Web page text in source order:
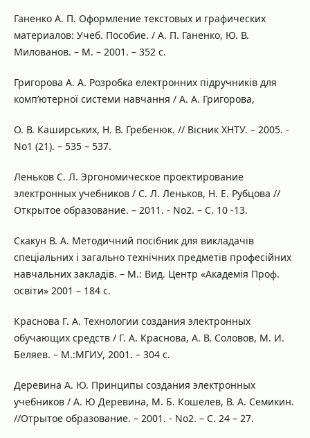
Ганенко А. П. Оформление текстовых и графических
материалов: Учеб. Пособие. / А. П. Ганенко, Ю. В.
Милованов. – М. – 2001. – 352 с.
Григорова А. А. Розробка електронних підручників для
комп’ютерної системи навчання / А. А. Григорова,
О. В. Каширських, Н. В. Гребенюк. // Вісник ХНТУ. – 2005. -
No1 (21). – 535 – 537.
Леньков С. Л. Эргономическое проектирование
электронных учебников / С. Л. Леньков, Н. Е. Рубцова //
Открытое образование. – 2011. - No2. – С. 10 -13.
Скакун В. А. Методичний посібник для викладачів
спеціальних і загально технічних предметів професійних
навчальних закладів. – М.: Вид. Центр «Академія Проф.
освіти» 2001 – 184 с.
Краснова Г. А. Технологии создания электронных
обучающих средств / Г. А. Краснова, А. В. Соловов, М. И.
Беляев. – М.:МГИУ, 2001. – 304 с.
Деревина А. Ю. Принципы создания электронных
учебников / А. Ю Деревина, М. Б. Кошелев, В. А. Семикин.
//Отрытое образование. – 2001. - No2. – С. 24 – 27.